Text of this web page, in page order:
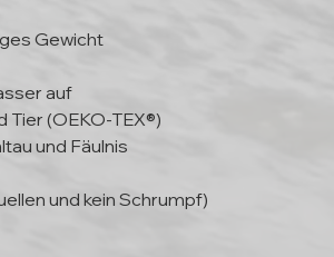
Gewicht
auf
Tier (OEKO-TEX®)
und Fäulnis
und kein Schrumpf)